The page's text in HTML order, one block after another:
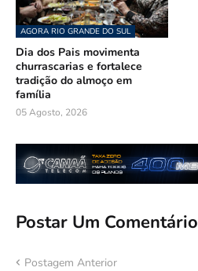
AGORA RIO GRANDE DO SUL
Dia dos Pais movimenta
churrascarias e fortalece
tradição do almoço em
família
05 Agosto, 2026
Postar Um Comentário
Postagem Anterior